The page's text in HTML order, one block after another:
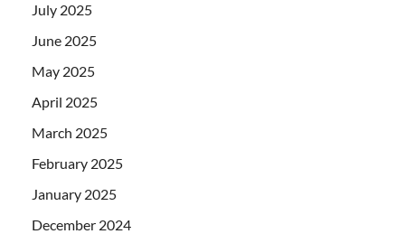
July 2025
June 2025
May 2025
April 2025
March 2025
February 2025
January 2025
December 2024